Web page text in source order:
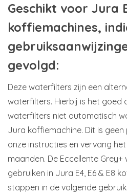
Geschikt voor Jura
koffiemachines,
gevolgd:
Deze waterfilters zijn een
waterfilters. Hierbij is het goed
waterfilters niet automatisch
Jura koffiemachine. Dit is
onze instructies en vervang
maanden. De Eccellente
gebruiken in Jura E4, E6 & E8
stappen in de volgende